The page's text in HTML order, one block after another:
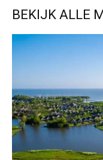
BEKIJK ALLE